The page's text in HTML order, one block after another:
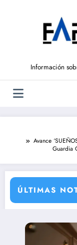
Información
Avance
Guardia
ÚLTIMAS
Hora de La 1’ y